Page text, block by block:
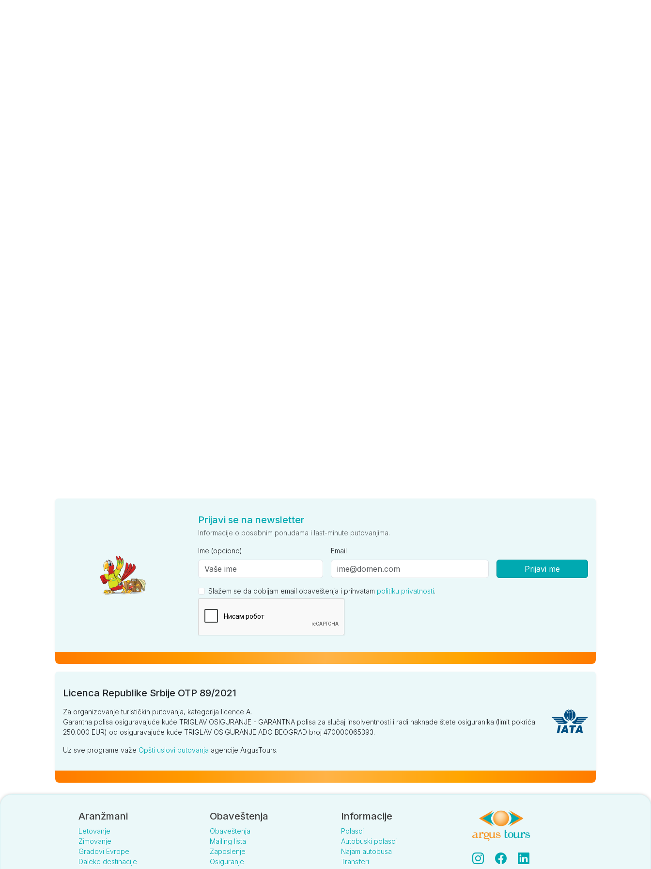
Prijavi se na newsletter
Informacije o posebnim ponudama i last-minute putovanjima.
Ime (opciono) Email
Prijavi me
Slažem se da dobijam email obaveštenja i prihvatam politiku privatnosti.
Licenca Republike Srbije OTP 89/2021
Za organizovanje turističkih putovanja, kategorija licence A.
Garantna polisa osiguravajuće kuće TRIGLAV OSIGURANJE - GARANTNA polisa za slučaj insolventnosti i radi naknade štete osiguranika (limit pokrića
250.000 EUR) od osiguravajuće kuće TRIGLAV OSIGURANJE ADO BEOGRAD broj 470000065393.
Uz sve programe važe Opšti uslovi putovanja agencije ArgusTours.
Aranžmani
Letovanje
Zimovanje
Gradovi Evrope
Daleke destinacije
Obaveštenja
Obaveštenja
Mailing lista
Zaposlenje
Osiguranje
Informacije
Polasci
Autobuski polasci
Najam autobusa
Transferi